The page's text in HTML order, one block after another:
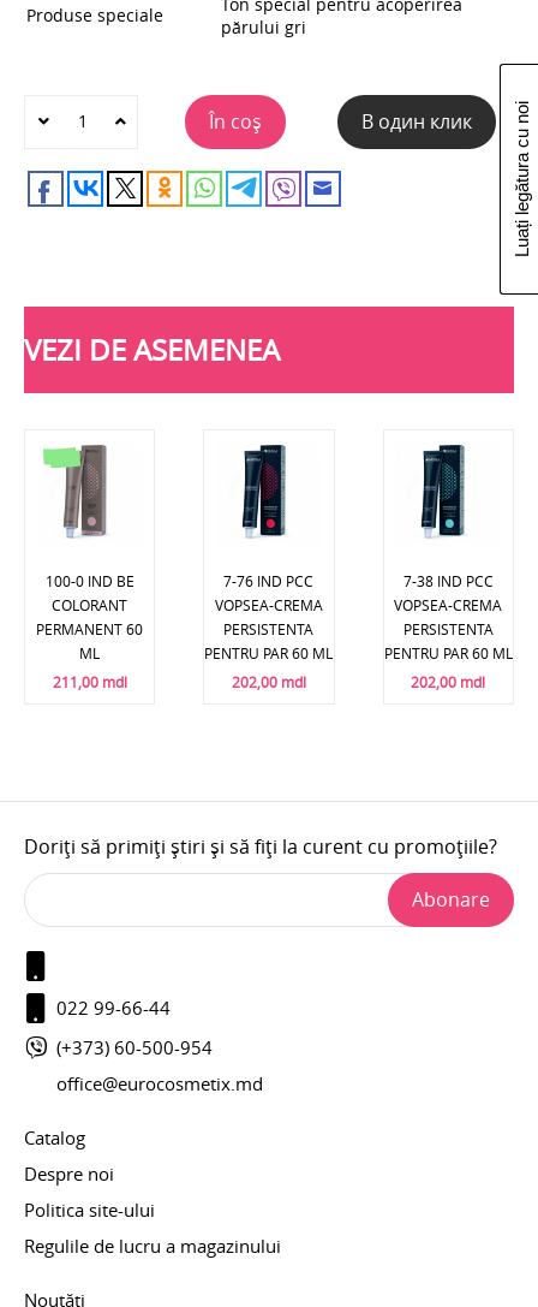
Luați legătura cu noi
Produse speciale
părului gri
În coș В один клик
VEZI DE ASEMENEA
100-0 IND BE
COLORANT
PERMANENT 60
ML
211,00 mdl
7-76 IND PCC
VOPSEA-CREMA
PERSISTENTA
PENTRU PAR 60 ML
202,00 mdl
7-38 IND PCC
VOPSEA-CREMA
PERSISTENTA
PENTRU PAR 60 ML
202,00 mdl
Doriți să primiți știri și să fiți la curent cu promoțiile?
Abonare
022 99-66-44
(+373) 60-500-954
office@eurocosmetix.md
Catalog
Despre noi
Politica site-ului
Regulile de lucru a magazinului
Noutăți